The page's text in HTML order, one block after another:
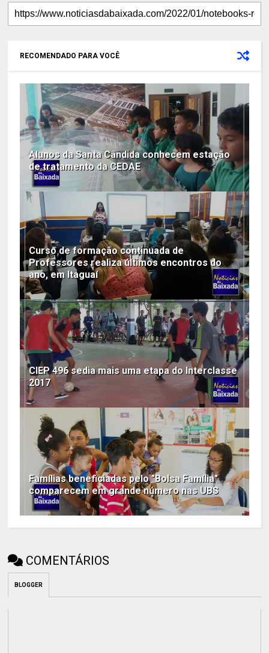
RECOMENDADO PARA VOCÊ
Alunos da Santa Cândida conhecem estação
de tratamento da CEDAE
Curso de formação continuada de
Professores realiza últimos encontros do
ano, em Itaguaí
CIEP 496 sedia mais uma etapa do Interclasse
2017
Famílias beneficiadas pelo "Bolsa Família"
comparecem em grande número nas UBS
COMENTÁRIOS
BLOGGER